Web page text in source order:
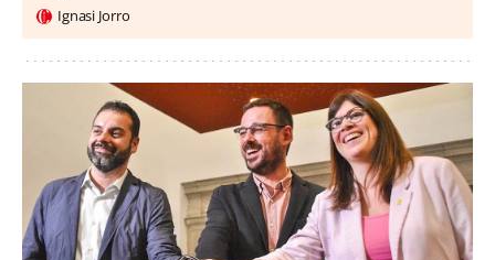
Ignasi Jorro